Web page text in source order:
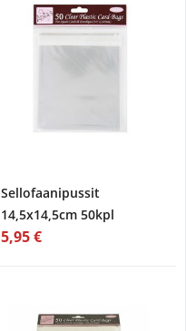
Sellofaanipussit
14,5x14,5cm 50kpl
5,95 €